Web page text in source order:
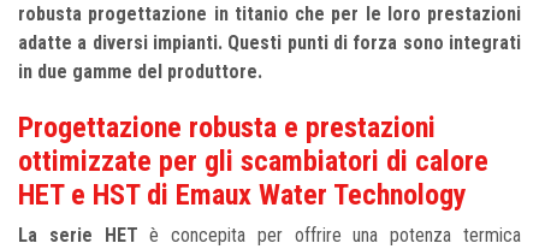
robusta progettazione in titanio che per le loro prestazioni
adatte a diversi impianti. Questi punti di forza sono integrati
in due gamme del produttore.
Progettazione robusta e prestazioni
ottimizzate per gli scambiatori di calore
HET e HST di Emaux Water Technology
La serie HET è concepita per offrire una potenza termica